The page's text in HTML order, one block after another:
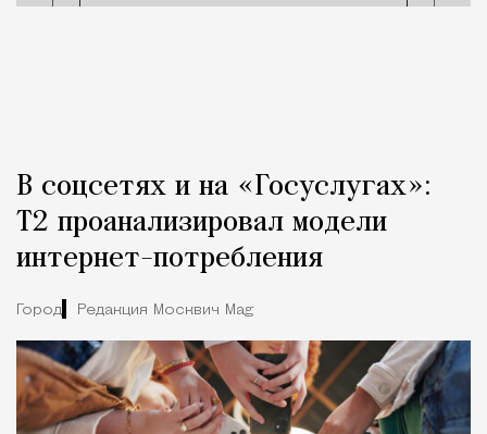
В соцсетях и на «Госуслугах»:
Т2 проанализировал модели
интернет-потребления
Город Редакция Москвич Mag